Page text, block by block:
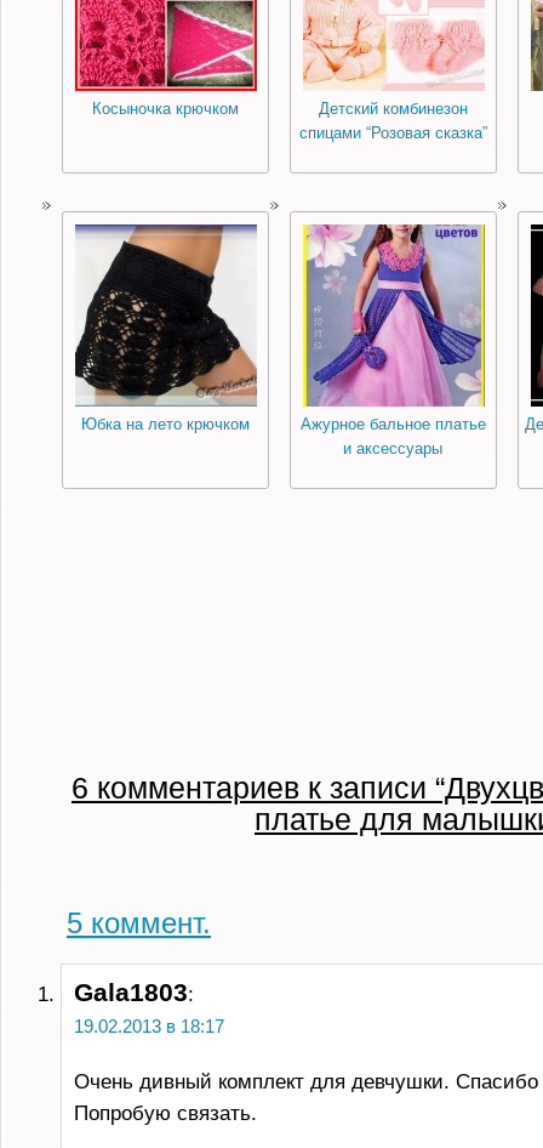
Косыночка крючком
Детский комбинезон
спицами “Розовая сказка”
Юбка на лето крючком
Ажурное бальное платье
и аксессуары
6 комментариев к записи
платье для
5 коммент.
Gala1803:
19.02.2013 в 18:17
Очень дивный комплект для девчушки.
Попробую связать.